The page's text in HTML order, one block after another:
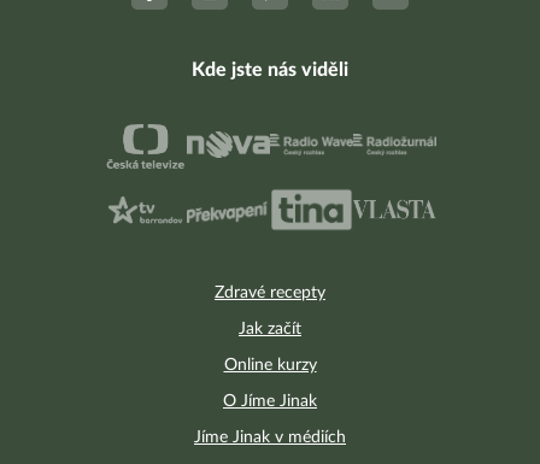
Zdravé recepty
Jak začít
Online kurzy
O Jíme Jinak
Jíme Jinak v médiích
Kde jste nás viděli